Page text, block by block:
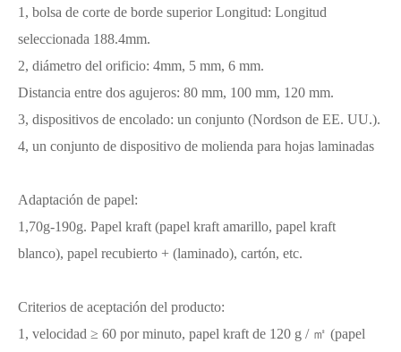
1, bolsa de corte de borde superior Longitud: Longitud
seleccionada 188.4mm.
2, diámetro del orificio: 4mm, 5 mm, 6 mm.
Distancia entre dos agujeros: 80 mm, 100 mm, 120 mm.
3, dispositivos de encolado: un conjunto (Nordson de EE. UU.).
4, un conjunto de dispositivo de molienda para hojas laminadas
Adaptación de papel:
1,70g-190g. Papel kraft (papel kraft amarillo, papel kraft
blanco), papel recubierto + (laminado), cartón, etc.
Criterios de aceptación del producto:
1, velocidad ≥ 60 por minuto, papel kraft de 120 g / ㎡ (papel